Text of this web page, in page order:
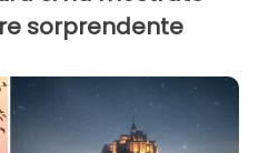
sorprendente